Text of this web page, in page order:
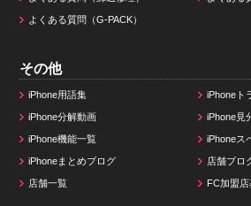
よくある質問（G-PACK）
その他
iPhone用語集 iPhoneト
iPhone分解動画 iPhone見
iPhone機能一覧 iPhoneス
iPhoneまとめブログ 店舗ブロ
店舗一覧 FC加盟